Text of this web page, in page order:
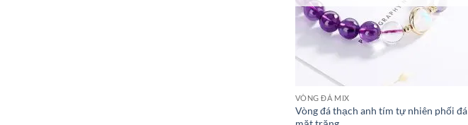
VÒNG ĐÁ MIX
Vòng đá thạch anh tím tự nhiên phối đá